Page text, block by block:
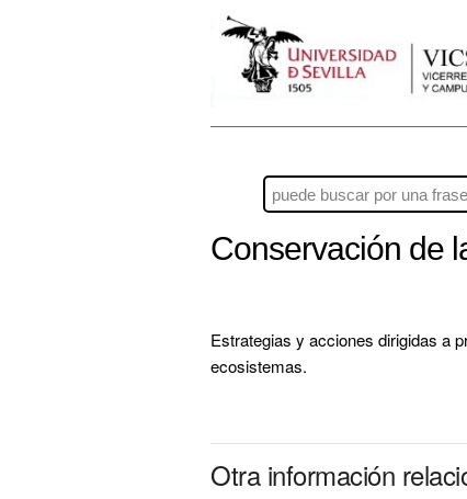
Conservación de
Estrategias y acciones dirigidas a
ecosistemas.
Otra información